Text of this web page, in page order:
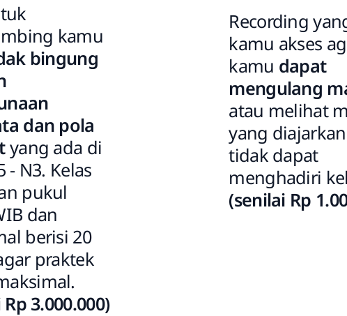
kamu
bingung
dan pola
yang ada di
- N3. Kelas
pukul
dan
berisi 20
praktek
3.000.000)
Recording
kamu akses
kamu dapat
mengulang
atau melihat
yang
tidak dapat
menghadiri
(senilai Rp